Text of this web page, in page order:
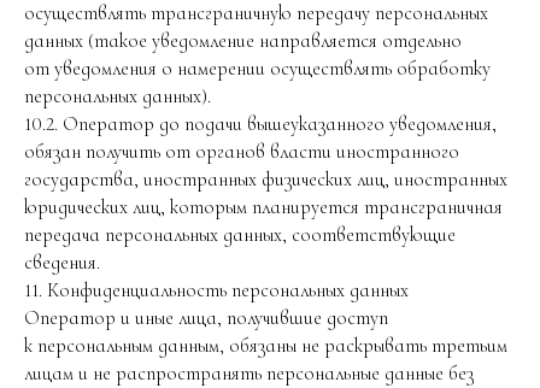
осуществлять трансграничную передачу персональных
данных (такое уведомление направляется отдельно
от уведомления о намерении осуществлять обработку
персональных данных).
10.2. Оператор до подачи вышеуказанного уведомления,
обязан получить от органов власти иностранного
государства, иностранных физических лиц, иностранных
юридических лиц, которым планируется трансграничная
передача персональных данных, соответствующие
сведения.
11. Конфиденциальность персональных данных
Оператор и иные лица, получившие доступ
к персональным данным, обязаны не раскрывать третьим
лицам и не распространять персональные данные без